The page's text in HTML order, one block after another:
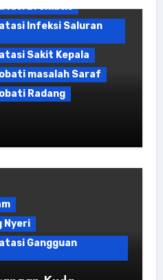
Bronkitis
Infeksi Saluran
Sakit Kepala
masalah Saraf
Radang
Nyeri
Gangguan